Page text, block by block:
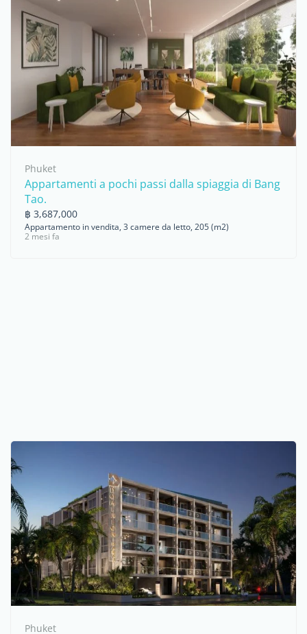
Phuket
Appartamenti a pochi passi dalla spiaggia di Bang
Tao.
฿ 3,687,000
Appartamento in vendita, 3 camere da letto, 205 (m2)
2 mesi fa
Phuket